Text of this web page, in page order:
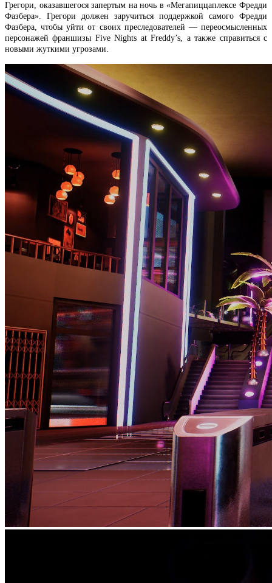
Грегори, оказавшегося запертым на ночь в «Мегапиццаплексе Фредди
Фазбера». Грегори должен заручиться поддержкой самого Фредди
Фазбера, чтобы уйти от своих преследователей — переосмысленных
персонажей франшизы Five Nights at Freddy’s, а также справиться с
новыми жуткими угрозами.